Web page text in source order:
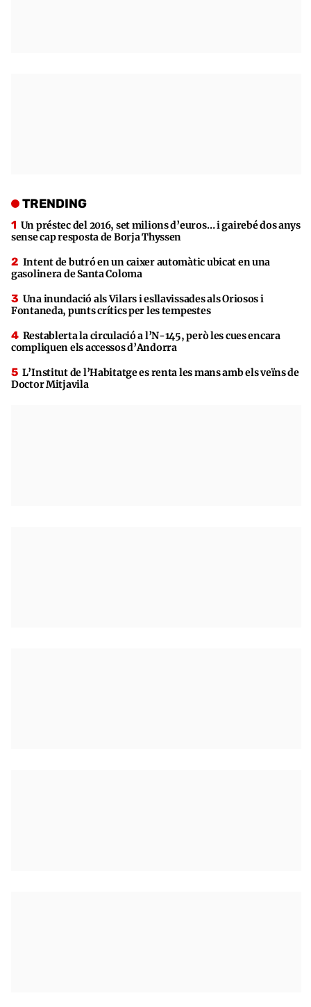
TRENDING
Un préstec del 2016, set milions d’euros… i gairebé dos anys
sense cap resposta de Borja Thyssen
Intent de butró en un caixer automàtic ubicat en una
gasolinera de Santa Coloma
Una inundació als Vilars i esllavissades als Oriosos i
Fontaneda, punts crítics per les tempestes
Restablerta la circulació a l’N-145, però les cues encara
compliquen els accessos d’Andorra
L’Institut de l’Habitatge es renta les mans amb els veïns de
Doctor Mitjavila